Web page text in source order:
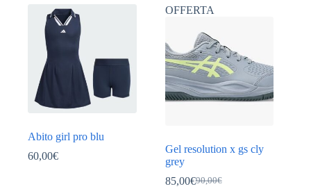
Abito girl pro blu
60,00€
OFFERTA
Gel resolution x gs cly
grey
90,00€
Il
85,00€Il